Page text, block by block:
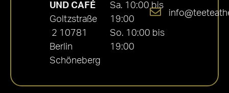
UND CAFÉ
Goltzstraße
2 10781
Berlin
Schöneberg
Sa. 10:00 bis
19:00
So. 10:00 bis
19:00